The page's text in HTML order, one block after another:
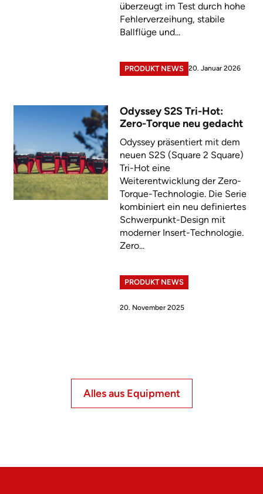
überzeugt im Test durch hohe
Fehlerverzeihung, stabile
Ballflüge und...
PRODUKT NEWS 20. Januar 2026
Odyssey S2S Tri-Hot:
Zero-Torque neu gedacht
Odyssey präsentiert mit dem
neuen S2S (Square 2 Square)
Tri-Hot eine
Weiterentwicklung der Zero-
Torque-Technologie. Die Serie
kombiniert ein neu definiertes
Schwerpunkt-Design mit
moderner Insert-Technologie.
Zero...
PRODUKT NEWS
20. November 2025
Alles aus Equipment